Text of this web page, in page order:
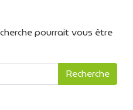
pourrait vous être